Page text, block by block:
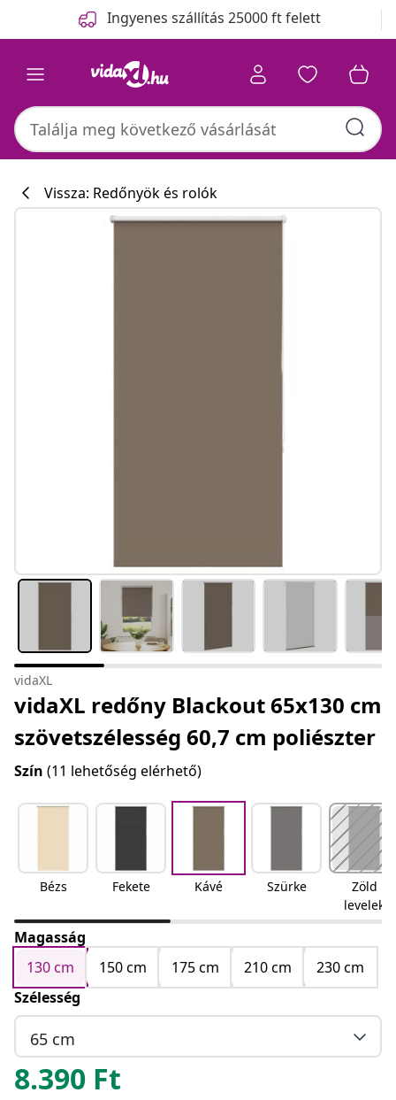
Ingyenes szállítás 25000 ft felett
Vissza: Redőnyök és rolók
vidaXL
vidaXL redőny Blackout 65x130 cm
szövetszélesség 60,7 cm poliészter
Szín (11 lehetőség elérhető)
Bézs Fekete Kávé Szürke
Zöld
levelek
Magasság
130 cm
150 cm 175 cm 210 cm
230 cm
Szélesség
65 cm
8.390 Ft